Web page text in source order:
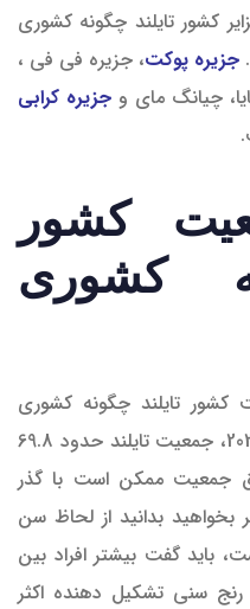
کشور تایلند چگونه کشوری
جزیره پوکت، جزیره فی فی ،
چیانگ مای و جزیره کرابی
کشور
کشوری
کشور تایلند چگونه کشوری
است، به طبق آمار موجود تا سال 2021، جمعیت تایلند حدود 69.8
جمعیت ممکن است با گذر
بخواهید بدانید از لحاظ سن
باید گفت بیشتر افراد بین
این رنج سنی تشکیل دهنده اکثر